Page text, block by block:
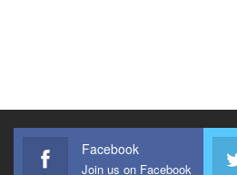
Facebook
Join us on Facebook